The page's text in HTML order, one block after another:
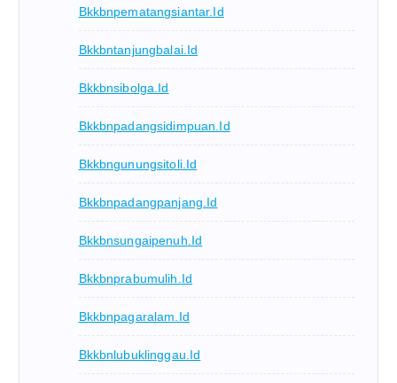
Bkkbnpematangsiantar.id
Bkkbntanjungbalai.id
Bkkbnsibolga.id
Bkkbnpadangsidimpuan.id
Bkkbngunungsitoli.id
Bkkbnpadangpanjang.id
Bkkbnsungaipenuh.id
Bkkbnprabumulih.id
Bkkbnpagaralam.id
Bkkbnlubuklinggau.id